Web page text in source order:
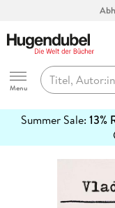
Hugendubel
Menu
Summer Sale: 13%
erfahren